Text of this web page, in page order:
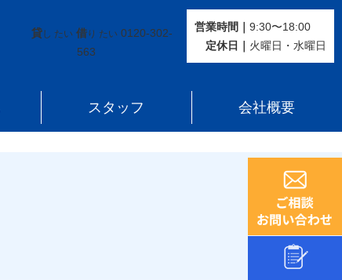
貸し たい 借り たい 0120-302-
563
営業時間｜ 9:30〜18:00
定休⽇｜ 火曜⽇・水曜⽇
スタッフ 会社概要